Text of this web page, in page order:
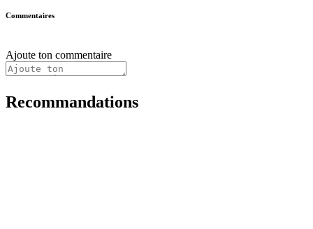
Commentaires
Ajoute ton commentaire
Recommandations